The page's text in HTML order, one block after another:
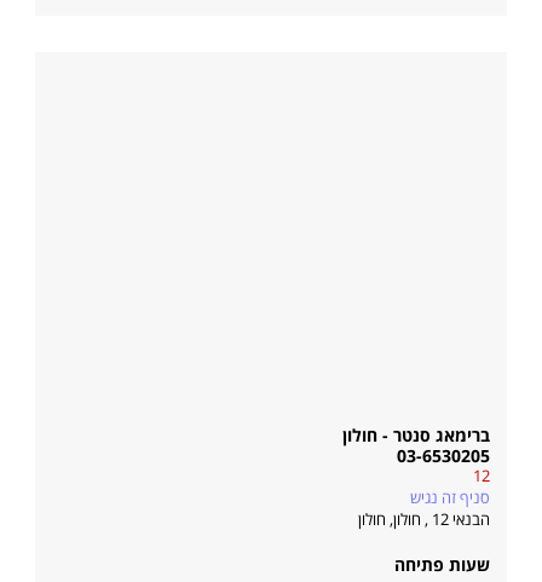
ברימאג סנטר - חולון
03-6530205
12
סניף זה נגיש
הבנאי 12 , חולון
, חולון
שעות פתיחה